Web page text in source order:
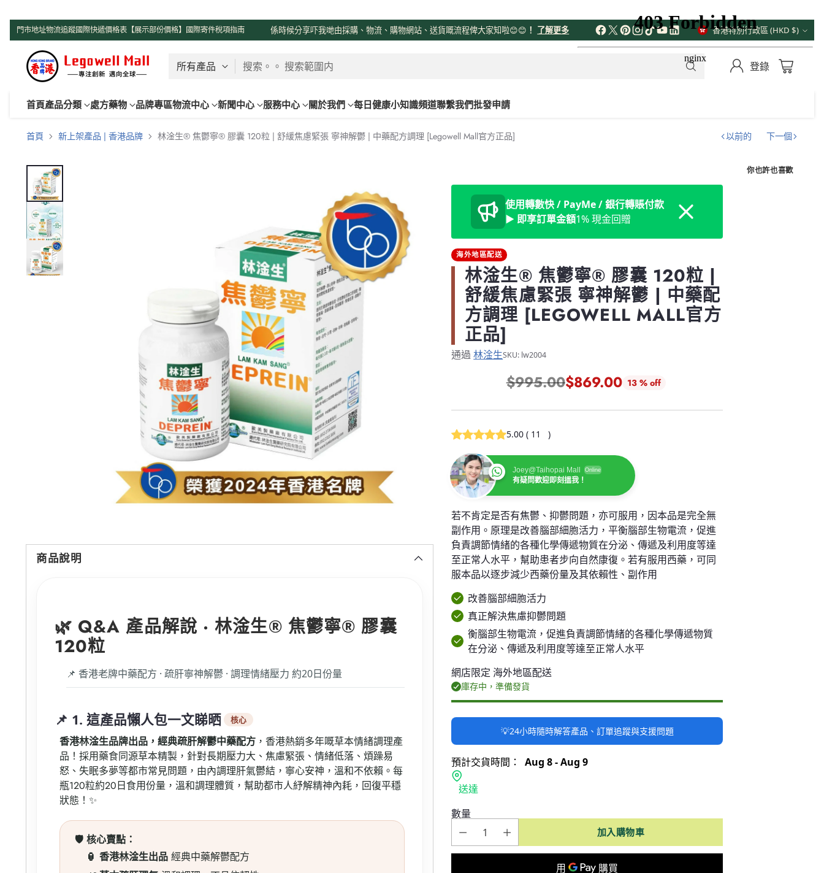
門市地址物流追蹤國際快遞價格表【展示部份價格】 國際寄件稅項指南
了解更多 係時候分享吓我哋由採購、物流、購物網站、送貨嘅流程俾大家知啦😊😊 ！ 了解更多
貨
幣
香港特別行政區 (HKD $)
搜索。。 搜索範圍内 登錄
首頁產品分類 處方藥物 品牌專區物流中心 新聞中心 服務中心 關於我們 每日健康小知識頻道聯繫我們批發申請
首頁 新上架產品 | 香港品牌 林淦生® 焦鬱寧® 膠囊 120粒 | 舒緩焦慮緊張 寧神解鬱 | 中藥配方調理 [Legowell Mall官方正品] 以前的 下一個
商品說明
🌿 Q&A 產品解說 · 林淦生® 焦鬱寧® 膠囊
120粒
📌 香港老牌中藥配方 · 疏肝寧神解鬱 · 調理情緒壓力 約20日份量
📌 1. 這產品懶人包一文睇晒 核心
香港林淦生品牌出品，經典疏肝解鬱中藥配方，香港熱銷多年嘅草本情緒調理產
品！採用藥食同源草本精製，針對長期壓力大、焦慮緊張、情緒低落、煩躁易
怒、失眠多夢等都市常見問題，由內調理肝氣鬱結，寧心安神，溫和不依賴。每
瓶120粒約20日食用份量，溫和調理體質，幫助都市人紓解精神內耗，回復平穩
狀態！✨
🛡️ 核心賣點：
🏮 香港林淦生出品經典中藥解鬱配方
使用轉數快 / PayMe / 銀行轉賬付款
► 即享訂單金額1% 現金回贈
Dismiss
海外地區配送
林淦生® 焦鬱寧® 膠囊 120粒 |
舒緩焦慮緊張 寧神解鬱 | 中藥配
方調理 [LEGOWELL MALL官方
正品]
通過林淦生SKU: lw2004
正
常
價
格
$995.00$869.00 13 % off
5.00( 11 )
Joey@Taihopai Mall Online
有疑問歡迎即刻搵我！
若不肯定是否有焦鬱、抑鬱問題，亦可服用，因本品是完全無
副作用。原理是改善腦部細胞活力，平衡腦部生物電流，促進
負責調節情緒的各種化學傳遞物質在分泌、傳遞及利用度等達
至正常人水平，幫助患者步向自然康復。若有服用西藥，可同
服本品以逐步減少西藥份量及其依賴性、副作用
改善腦部細胞活力
真正解決焦慮抑鬱問題
衡腦部生物電流，促進負責調節情緒的各種化學傳遞物質
在分泌、傳遞及利用度等達至正常人水平
網店限定 海外地區配送
庫存中，準備發貨
💡24小時隨時解答產品、訂單追蹤與支援問題
預計交貨時間：
Aug 8 - Aug 9
送達
數量
加入購物車
你也許也喜歡